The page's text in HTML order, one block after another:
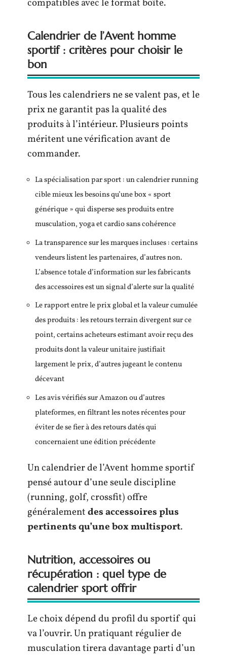
compatibles avec le format boîte.
Calendrier de l’Avent homme
sportif : critères pour choisir le
bon
Tous les calendriers ne se valent pas, et le
prix ne garantit pas la qualité des
produits à l’intérieur. Plusieurs points
méritent une vérification avant de
commander.
La spécialisation par sport : un calendrier running
cible mieux les besoins qu’une box « sport
générique » qui disperse ses produits entre
musculation, yoga et cardio sans cohérence
La transparence sur les marques incluses : certains
vendeurs listent les partenaires, d’autres non.
L’absence totale d’information sur les fabricants
des accessoires est un signal d’alerte sur la qualité
Le rapport entre le prix global et la valeur cumulée
des produits : les retours terrain divergent sur ce
point, certains acheteurs estimant avoir reçu des
produits dont la valeur unitaire justifiait
largement le prix, d’autres jugeant le contenu
décevant
Les avis vérifiés sur Amazon ou d’autres
plateformes, en filtrant les notes récentes pour
éviter de se fier à des retours datés qui
concernaient une édition précédente
Un calendrier de l’Avent homme sportif
pensé autour d’une seule discipline
(running, golf, crossfit) offre
généralementdes accessoires plus
pertinents qu’une box multisport.
Nutrition, accessoires ou
récupération : quel type de
calendrier sport offrir
Le choix dépend du profil du sportif qui
va l’ouvrir. Un pratiquant régulier de
musculation tirera davantage parti d’un